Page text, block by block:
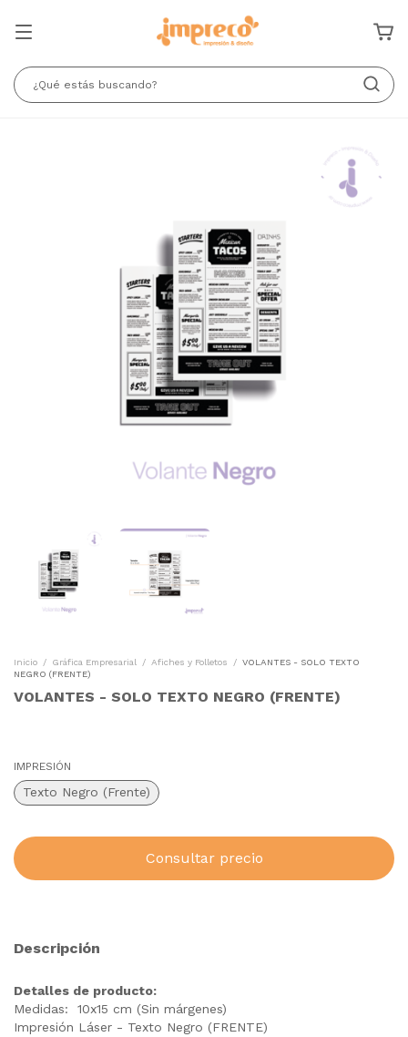
Inicio / Gráfica Empresarial / Afiches y Folletos / VOLANTES - SOLO TEXTO
NEGRO (FRENTE)
VOLANTES - SOLO TEXTO NEGRO (FRENTE)
IMPRESIÓN
Texto Negro (Frente)
Descripción
Detalles de producto:
Medidas: 10x15 cm (Sin márgenes)
Impresión Láser - Texto Negro (FRENTE)